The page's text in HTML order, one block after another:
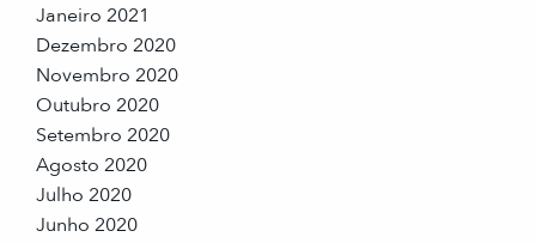
Janeiro 2021
Dezembro 2020
Novembro 2020
Outubro 2020
Setembro 2020
Agosto 2020
Julho 2020
Junho 2020